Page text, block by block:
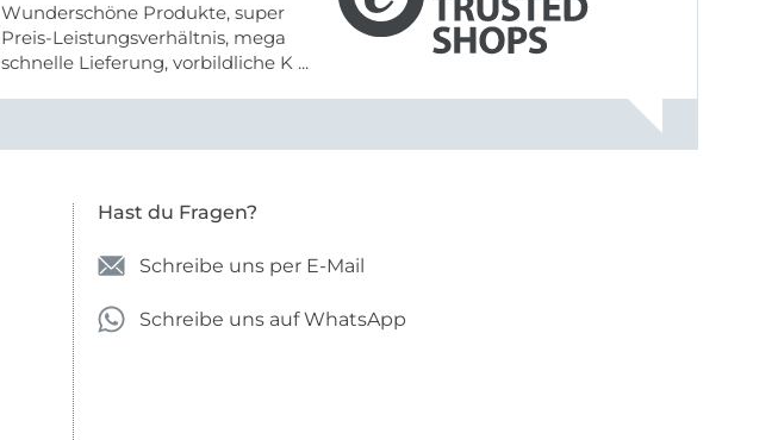
Wunderschöne Produkte, super
Preis-Leistungsverhältnis, mega
schnelle Lieferung, vorbildliche K ...
Hast du Fragen?
Schreibe uns per E-Mail
Schreibe uns auf WhatsApp